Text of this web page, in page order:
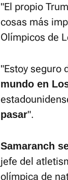
"El propio
cosas más
Olímpicos de
"Estoy seguro
mundo en
pasar".
Samaranch
jefe del
olímpica de